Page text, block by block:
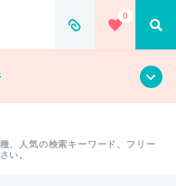
0
、人気の検索キーワード、フリー
い。